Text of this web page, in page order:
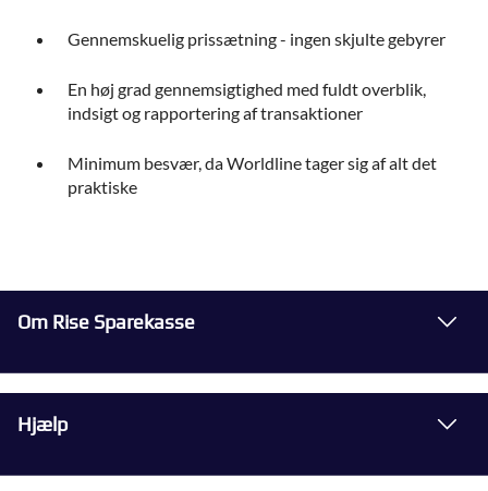
Gennemskuelig prissætning - ingen skjulte gebyrer
En høj grad gennemsigtighed med fuldt overblik,
indsigt og rapportering af transaktioner
Minimum besvær, da Worldline tager sig af alt det
praktiske
Om Rise Sparekasse
Hjælp